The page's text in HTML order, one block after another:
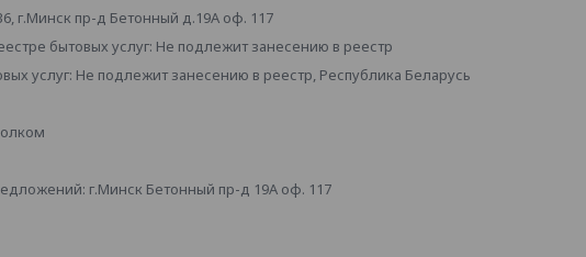
г.Минск пр-д Бетонный д.19А оф. 117
бытовых услуг: Не подлежит занесению в реестр
услуг: Не подлежит занесению в реестр, Республика Беларусь
г.Минск Бетонный пр-д 19А оф. 117